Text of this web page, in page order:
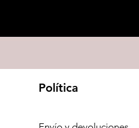
Política